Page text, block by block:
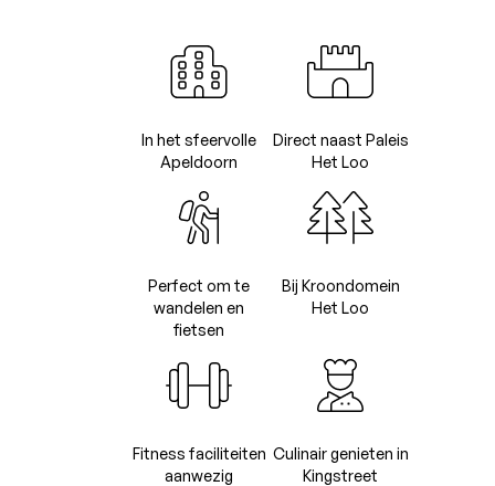
In het sfeervolle
Apeldoorn
Direct naast Paleis
Het Loo
Perfect om te
wandelen en
fietsen
Bij Kroondomein
Het Loo
Fitness faciliteiten
aanwezig
Culinair genieten in
Kingstreet